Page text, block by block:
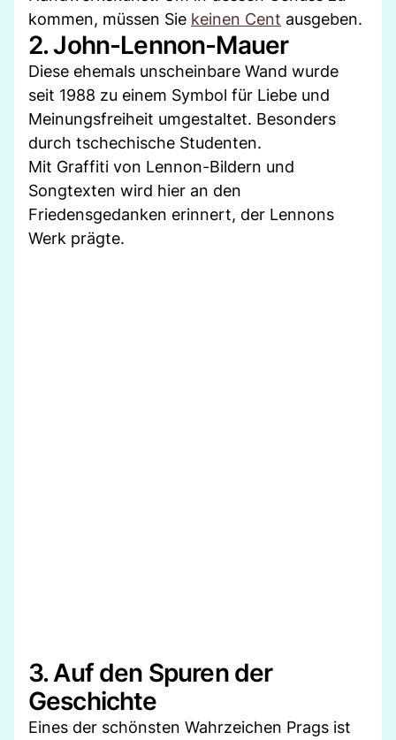
kommen, müssen Sie keinen Cent ausgeben.
2. John-Lennon-Mauer
Diese ehemals unscheinbare Wand wurde
seit 1988 zu einem Symbol für Liebe und
Meinungsfreiheit umgestaltet. Besonders
durch tschechische Studenten.
Mit Graffiti von Lennon-Bildern und
Songtexten wird hier an den
Friedensgedanken erinnert, der Lennons
Werk prägte.
3. Auf den Spuren der
Geschichte
Eines der schönsten Wahrzeichen Prags ist